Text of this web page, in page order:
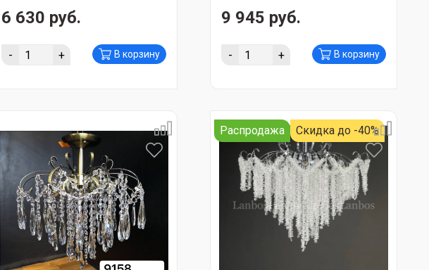
6 630 руб.
- + В корзину
9 945 руб.
- + В корзину
Распродажа Скидка до -40%